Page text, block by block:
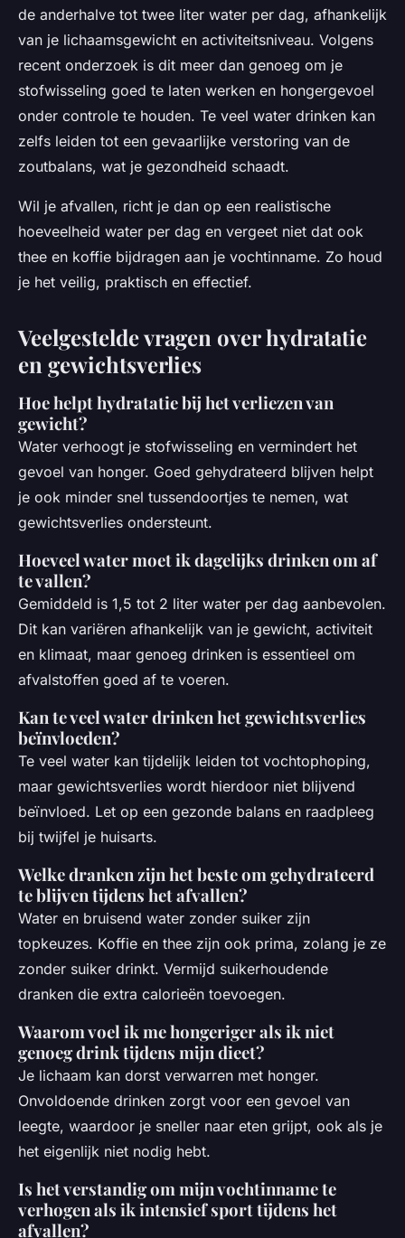
de anderhalve tot twee liter water per dag, afhankelijk
van je lichaamsgewicht en activiteitsniveau. Volgens
recent onderzoek is dit meer dan genoeg om je
stofwisseling goed te laten werken en hongergevoel
onder controle te houden. Te veel water drinken kan
zelfs leiden tot een gevaarlijke verstoring van de
zoutbalans, wat je gezondheid schaadt.
Wil je afvallen, richt je dan op een realistische
hoeveelheid water per dag en vergeet niet dat ook
thee en koffie bijdragen aan je vochtinname. Zo houd
je het veilig, praktisch en effectief.
Veelgestelde vragen over hydratatie
en gewichtsverlies
Hoe helpt hydratatie bij het verliezen van
gewicht?
Water verhoogt je stofwisseling en vermindert het
gevoel van honger. Goed gehydrateerd blijven helpt
je ook minder snel tussendoortjes te nemen, wat
gewichtsverlies ondersteunt.
Hoeveel water moet ik dagelijks drinken om af
te vallen?
Gemiddeld is 1,5 tot 2 liter water per dag aanbevolen.
Dit kan variëren afhankelijk van je gewicht, activiteit
en klimaat, maar genoeg drinken is essentieel om
afvalstoffen goed af te voeren.
Kan te veel water drinken het gewichtsverlies
beïnvloeden?
Te veel water kan tijdelijk leiden tot vochtophoping,
maar gewichtsverlies wordt hierdoor niet blijvend
beïnvloed. Let op een gezonde balans en raadpleeg
bij twijfel je huisarts.
Welke dranken zijn het beste om gehydrateerd
te blijven tijdens het afvallen?
Water en bruisend water zonder suiker zijn
topkeuzes. Koffie en thee zijn ook prima, zolang je ze
zonder suiker drinkt. Vermijd suikerhoudende
dranken die extra calorieën toevoegen.
Waarom voel ik me hongeriger als ik niet
genoeg drink tijdens mijn dieet?
Je lichaam kan dorst verwarren met honger.
Onvoldoende drinken zorgt voor een gevoel van
leegte, waardoor je sneller naar eten grijpt, ook als je
het eigenlijk niet nodig hebt.
Is het verstandig om mijn vochtinname te
verhogen als ik intensief sport tijdens het
afvallen?